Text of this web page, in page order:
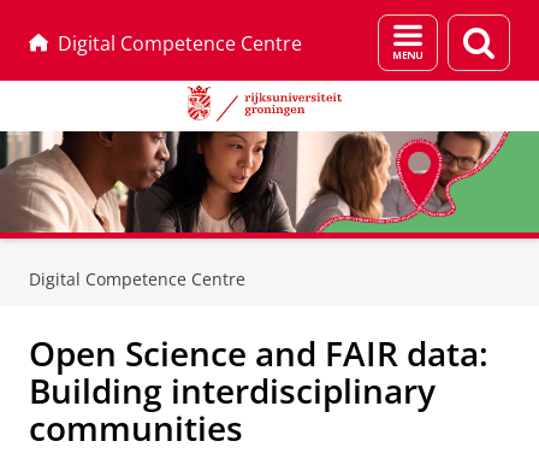
Digital Competence Centre
Menu
en
Digital Competence Centre
Open Science and FAIR data:
Building interdisciplinary
communities